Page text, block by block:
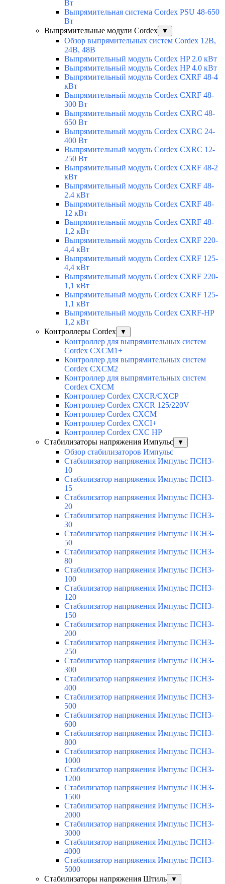
Вт
Выпрямительная система Cordex PSU 48-650
Вт
Выпрямительные модули Cordex
▼
Обзор выпрямительных систем Cordex 12В,
24В, 48В
Выпрямительный модуль Cordex HP 2.0 кВт
Выпрямительный модуль Cordex HP 4.0 кВт
Выпрямительный модуль Cordex CXRF 48-4
кВт
Выпрямительный модуль Cordex CXRF 48-
300 Вт
Выпрямительный модуль Cordex CXRС 48-
650 Вт
Выпрямительный модуль Cordex CXRС 24-
400 Вт
Выпрямительный модуль Cordex CXRС 12-
250 Вт
Выпрямительный модуль Cordex CXRF 48-2
кВт
Выпрямительный модуль Cordex CXRF 48-
2.4 кВт
Выпрямительный модуль Cordex CXRF 48-
12 кВт
Выпрямительный модуль Cordex CXRF 48-
1,2 кВт
Выпрямительный модуль Cordex CXRF 220-
4,4 кВт
Выпрямительный модуль Cordex CXRF 125-
4,4 кВт
Выпрямительный модуль Cordex CXRF 220-
1,1 кВт
Выпрямительный модуль Cordex CXRF 125-
1,1 кВт
Выпрямительный модуль Cordex CXRF-HP
1,2 кВт
Контроллеры Cordex
▼
Контроллер для выпрямительных систем
Cordex CXCM1+
Контроллер для выпрямительных систем
Cordex CXCM2
Контроллер для выпрямительных систем
Cordex CXCM
Контроллер Cordex CXCR/CXCP
Контроллер Cordex CXCR 125/220V
Контроллер Cordex CXCM
Контроллер Cordex CXCI+
Контроллер Cordex CXC HP
Стабилизаторы напряжения Импульс
▼
Обзор стабилизаторов Импульс
Стабилизатор напряжения Импульс ПСН3-
10
Стабилизатор напряжения Импульс ПСН3-
15
Стабилизатор напряжения Импульс ПСН3-
20
Стабилизатор напряжения Импульс ПСН3-
30
Стабилизатор напряжения Импульс ПСН3-
50
Стабилизатор напряжения Импульс ПСН3-
80
Стабилизатор напряжения Импульс ПСН3-
100
Стабилизатор напряжения Импульс ПСН3-
120
Стабилизатор напряжения Импульс ПСН3-
150
Стабилизатор напряжения Импульс ПСН3-
200
Стабилизатор напряжения Импульс ПСН3-
250
Стабилизатор напряжения Импульс ПСН3-
300
Стабилизатор напряжения Импульс ПСН3-
400
Стабилизатор напряжения Импульс ПСН3-
500
Стабилизатор напряжения Импульс ПСН3-
600
Стабилизатор напряжения Импульс ПСН3-
800
Стабилизатор напряжения Импульс ПСН3-
1000
Стабилизатор напряжения Импульс ПСН3-
1200
Стабилизатор напряжения Импульс ПСН3-
1500
Стабилизатор напряжения Импульс ПСН3-
2000
Стабилизатор напряжения Импульс ПСН3-
3000
Стабилизатор напряжения Импульс ПСН3-
4000
Стабилизатор напряжения Импульс ПСН3-
5000
Стабилизаторы напряжения Штиль
▼